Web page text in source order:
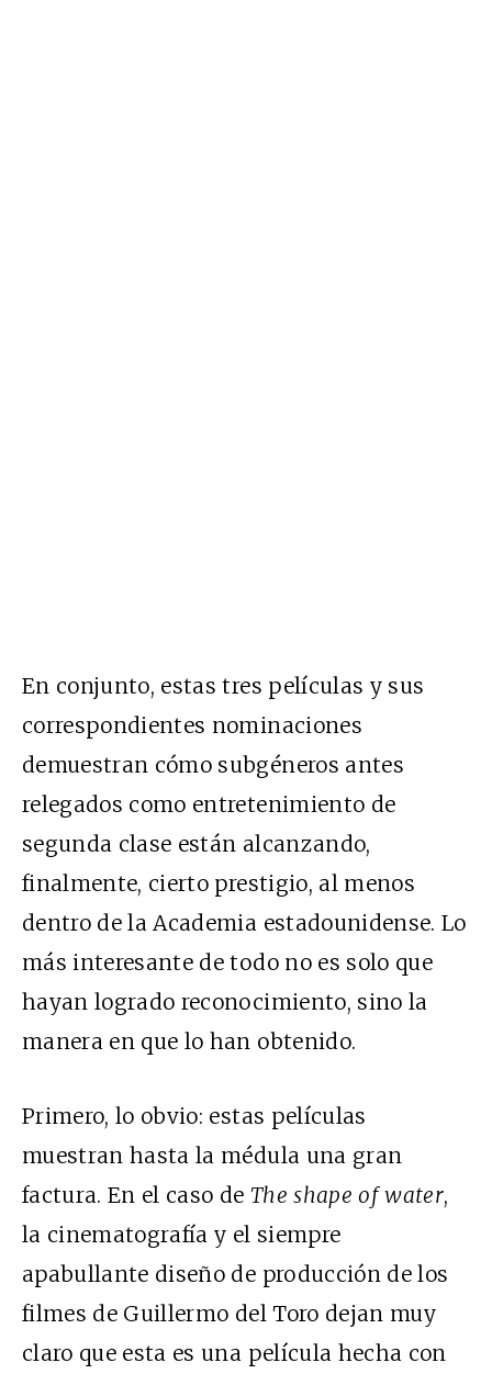
En conjunto, estas tres películas y sus
correspondientes nominaciones
demuestran cómo subgéneros antes
relegados como entretenimiento de
segunda clase están alcanzando,
finalmente, cierto prestigio, al menos
dentro de la Academia estadounidense. Lo
más interesante de todo no es solo que
hayan logrado reconocimiento, sino la
manera en que lo han obtenido.
Primero, lo obvio: estas películas
muestran hasta la médula una gran
factura. En el caso de The shape of water,
la cinematografía y el siempre
apabullante diseño de producción de los
filmes de Guillermo del Toro dejan muy
claro que esta es una película hecha con